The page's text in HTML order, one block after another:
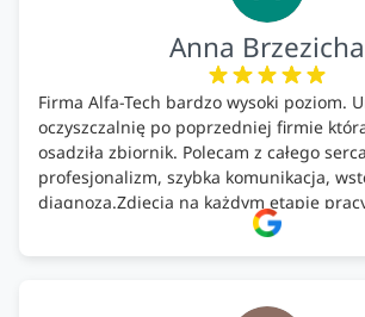
Anna Brzezicha
Firma Alfa-Tech bardzo wysoki poziom.
oczyszczalnię po poprzedniej firmie
osadziła zbiornik. Polecam z całego
profesjonalizm, szybka komunikacja,
diagnoza.Zdjęcia na każdym etapie
doradztwo.Dobrze wyszkoleni i znający
Podsumowując ekipa na wysokim